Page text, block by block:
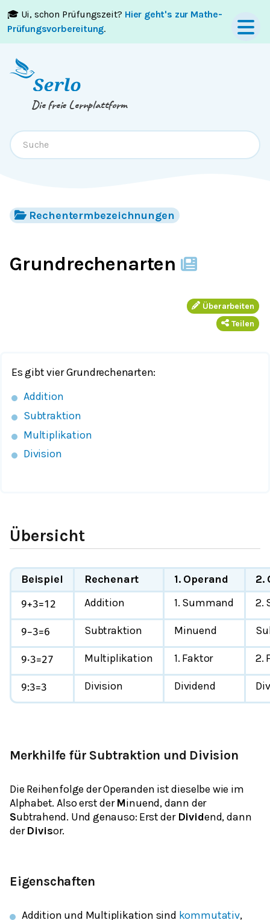
🎓 Ui, schon Prüfungszeit? Hier geht's zur Mathe-
Prüfungsvorbereitung.
Springe zumInhaltoderFooter
Die freie Lernplattform
Rechentermbezeichnungen
Grundrechenarten
Überarbeiten
Teilen
Es gibt vier Grundrechenarten:
Addition
Subtraktion
Multiplikation
Division
Übersicht
Beispiel Rechenart 1. Operand 2.
9+3=12 Addition 1. Summand 2.
9−3=6 Subtraktion Minuend
9⋅3=27 Multiplikation 1. Faktor 2.
9:3=3 Division Dividend
Merkhilfe für Subtraktion und Division
Die Reihenfolge der Operanden ist dieselbe wie im
Alphabet. Also erst derMinuend, dann der
Subtrahend. Und genauso: Erst der Dividend, dann
derDivisor.
Eigenschaften
Addition und Multiplikation sind kommutativ,